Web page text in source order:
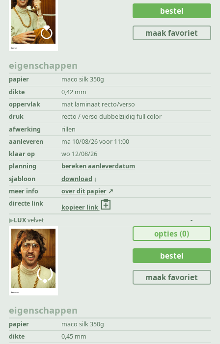
eigenschappen
papier
maco silk 350g
dikte
0,42 mm
oppervlak
mat laminaat recto/verso
druk
recto / verso dubbelzijdig full color
afwerking
rillen
aanleveren
ma 10/08/26 voor 11:00
klaar op
wo 12/08/26
planning
bereken aanleverdatum
sjabloon
download
meer info
over dit papier
directe link
kopieer link
bestel
maak favoriet
▶︎LUXvelvet -
eigenschappen
papier
maco silk 350g
dikte
0,45 mm
opties(0)
bestel
maak favoriet